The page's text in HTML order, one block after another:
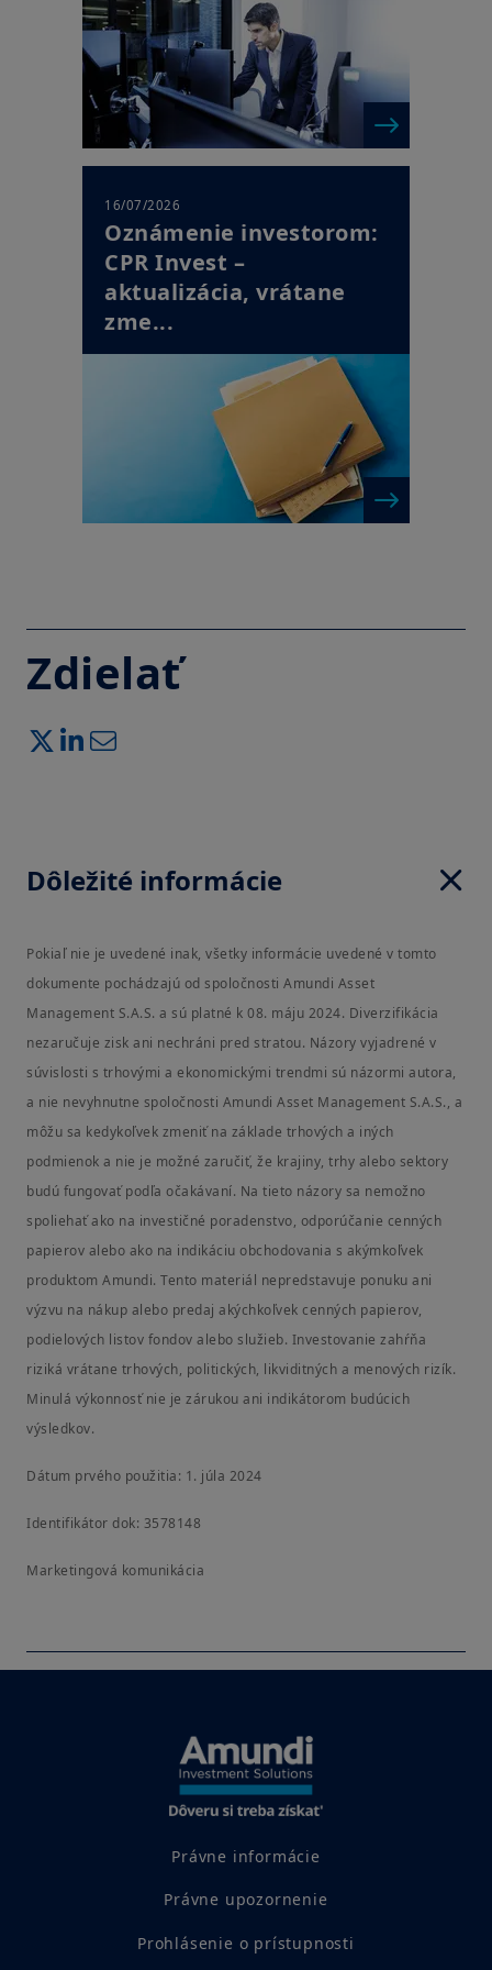
16/07/2026
Oznámenie investorom:
CPR Invest –
aktualizácia, vrátane
zme...
Zdielať
Dôležité informácie
Pokiaľ nie je uvedené inak, všetky informácie uvedené v tomto
dokumente pochádzajú od spoločnosti Amundi Asset
Management S.A.S. a sú platné k 08. máju 2024. Diverzifikácia
nezaručuje zisk ani nechráni pred stratou. Názory vyjadrené v
súvislosti s trhovými a ekonomickými trendmi sú názormi autora,
a nie nevyhnutne spoločnosti Amundi Asset Management S.A.S., a
môžu sa kedykoľvek zmeniť na základe trhových a iných
podmienok a nie je možné zaručiť, že krajiny, trhy alebo sektory
budú fungovať podľa očakávaní. Na tieto názory sa nemožno
spoliehať ako na investičné poradenstvo, odporúčanie cenných
papierov alebo ako na indikáciu obchodovania s akýmkoľvek
produktom Amundi. Tento materiál nepredstavuje ponuku ani
výzvu na nákup alebo predaj akýchkoľvek cenných papierov,
podielových listov fondov alebo služieb. Investovanie zahŕňa
riziká vrátane trhových, politických, likviditných a menových rizík.
Minulá výkonnosť nie je zárukou ani indikátorom budúcich
výsledkov.
Dátum prvého použitia: 1. júla 2024
Identifikátor dok: 3578148
Marketingová komunikácia
Právne informácie
Právne upozornenie
Prohlásenie o prístupnosti